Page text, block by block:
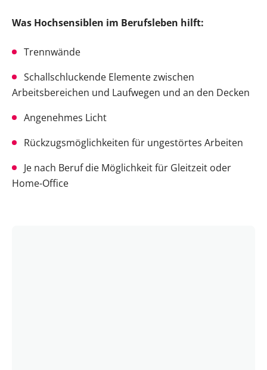
Was Hochsensiblen im Berufsleben hilft:
Trennwände
Schallschluckende Elemente zwischen
Arbeitsbereichen und Laufwegen und an den Decken
Angenehmes Licht
Rückzugsmöglichkeiten für ungestörtes Arbeiten
Je nach Beruf die Möglichkeit für Gleitzeit oder
Home-Office